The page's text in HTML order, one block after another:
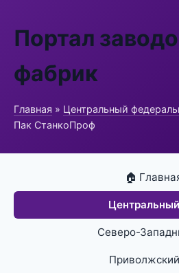
Портал
фабрик
Главная » Центральный
Пак СтанкоПроф
🏠
Северо-